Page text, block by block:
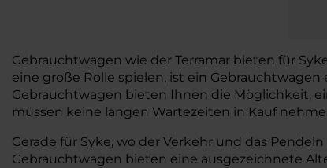
Gebrauchtwagen wie der Terramar bieten für
eine große Rolle spielen, ist ein
Gebrauchtwagen bieten Ihnen die Möglichkeit,
müssen keine langen Wartezeiten in Kauf
Gerade für Syke, wo der Verkehr und das
Gebrauchtwagen bieten eine ausgezeichnete